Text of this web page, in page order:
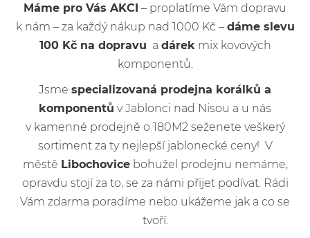
Máme pro Vás AKCI – proplatíme Vám dopravu
k nám – za každý nákup nad 1000 Kč – dáme slevu
100 Kč na dopravu a dárek mix kovových
komponentů.
Jsme specializovaná prodejna korálků a
komponentů v Jablonci nad Nisou a u nás
v kamenné prodejně o 180M2 seženete veškerý
sortiment za ty nejlepší jablonecké ceny! V
městě Libochovicebohužel prodejnu nemáme,
opravdu stojí za to, se za námi přijet podívat. Rádi
Vám zdarma poradíme nebo ukážeme jak a co se
tvoří.